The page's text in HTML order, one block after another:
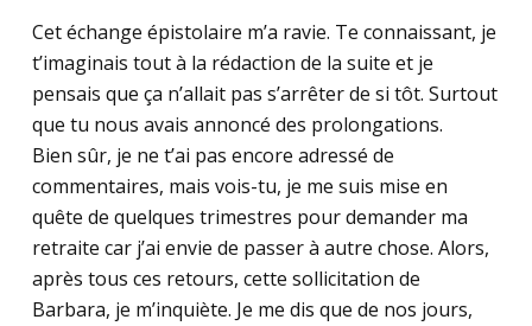
Cet échange épistolaire m’a ravie. Te connaissant, je
t’imaginais tout à la rédaction de la suite et je
pensais que ça n’allait pas s’arrêter de si tôt. Surtout
que tu nous avais annoncé des prolongations.
Bien sûr, je ne t’ai pas encore adressé de
commentaires, mais vois-tu, je me suis mise en
quête de quelques trimestres pour demander ma
retraite car j’ai envie de passer à autre chose. Alors,
après tous ces retours, cette sollicitation de
Barbara, je m’inquiète. Je me dis que de nos jours,